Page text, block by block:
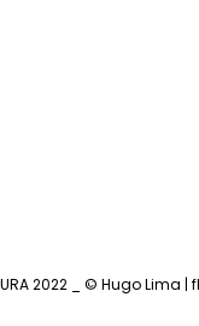
COURA 2022 _ © Hugo